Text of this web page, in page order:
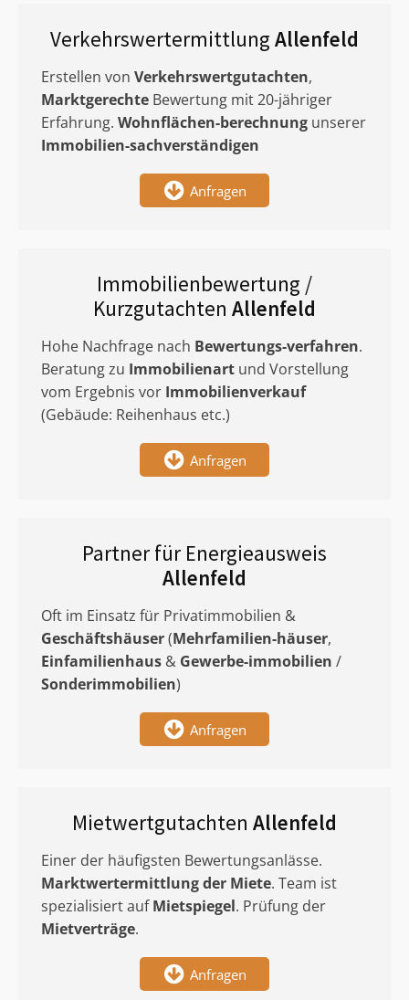
Verkehrswertermittlung Allenfeld
Erstellen von Verkehrswertgutachten,
Marktgerechte Bewertung mit 20-jähriger
Erfahrung. Wohnflächen-berechnung unserer
Immobilien-sachverständigen
Anfragen
Immobilienbewertung /
Kurzgutachten Allenfeld
Hohe Nachfrage nach Bewertungs-verfahren.
Beratung zu Immobilienart und Vorstellung
vom Ergebnis vor Immobilienverkauf
(Gebäude: Reihenhaus etc.)
Anfragen
Partner für Energieausweis
Allenfeld
Oft im Einsatz für Privatimmobilien &
Geschäftshäuser(Mehrfamilien-häuser,
Einfamilienhaus & Gewerbe-immobilien /
Sonderimmobilien)
Anfragen
Mietwertgutachten Allenfeld
Einer der häufigsten Bewertungsanlässe.
Marktwertermittlungder Miete. Team ist
spezialisiert aufMietspiegel. Prüfung der
Mietverträge.
Anfragen